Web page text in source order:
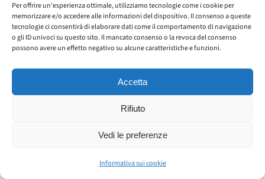
Per offrire un'esperienza ottimale, utilizziamo tecnologie come i cookie per
memorizzare e/o accedere alle informazioni del dispositivo. Il consenso a queste
tecnologie ci consentirà di elaborare dati come il comportamento di navigazione
o gli ID univoci su questo sito. Il mancato consenso o la revoca del consenso
possono avere un effetto negativo su alcune caratteristiche e funzioni.
Accetta
Rifiuto
Vedi le preferenze
Informativa sui cookie
Informations DIANIP G10
Taille moyenne des
particules
10 μm
Dureté de la matrice NiP